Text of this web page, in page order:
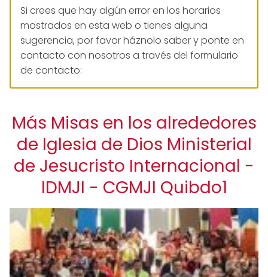
Si crees que hay algún error en los horarios
mostrados en esta web o tienes alguna
sugerencia, por favor háznolo saber y ponte en
contacto con nosotros a través del formulario
de contacto:
Más Misas en los alrededores
de Iglesia de Dios Ministerial
de Jesucristo Internacional -
IDMJI - CGMJI Quibdo1